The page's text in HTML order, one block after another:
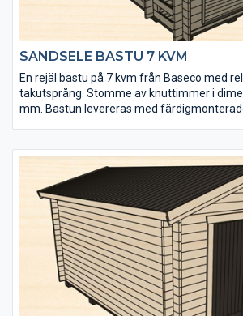
SANDSELE BASTU 7 KVM
En rejäl bastu på 7 kvm från Baseco med
takutsprång. Stomme av knuttimmer i
mm. Bastun levereras med
• Senvuxet och tåligt virke från hjärtat av
• Extra fönster kan köpas till
• Golvet och takpanelen är möbeltorr vilket
formstabilitet
• Välj mellan tre tillbehörspaket (endast till